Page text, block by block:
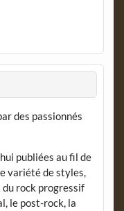
des passionnés
publiées au fil de
variété de styles,
du rock progressif
le post-rock, la